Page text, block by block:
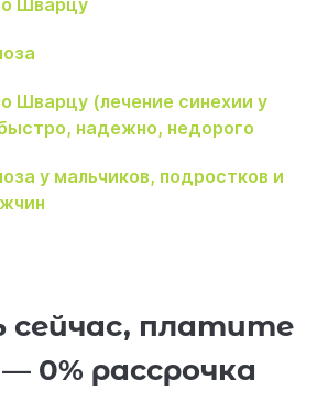
Шварцу
Шварцу (лечение синехии у
надежно, недорого
у мальчиков, подростков и
сейчас, платите
0% рассрочка